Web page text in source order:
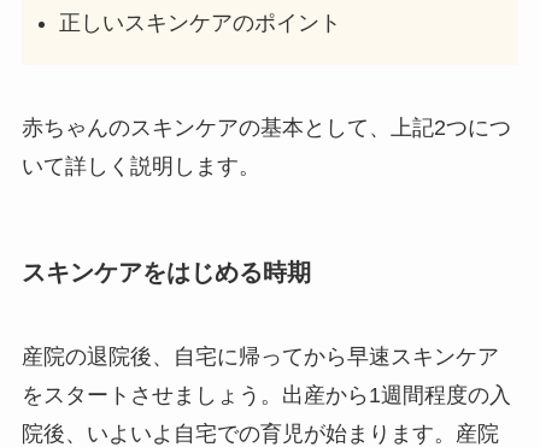
正しいスキンケアのポイント
赤ちゃんのスキンケアの基本として、上記2つにつ
いて詳しく説明します。
スキンケアをはじめる時期
産院の退院後、自宅に帰ってから早速スキンケア
をスタートさせましょう。出産から1週間程度の入
院後、いよいよ自宅での育児が始まります。産院